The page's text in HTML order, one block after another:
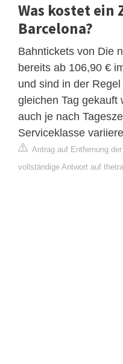
Was kostet ein
Barcelona?
Bahntickets von Die
bereits ab 106,90 €
und sind in der
gleichen Tag gekauft
auch je nach
Serviceklasse
Antrag auf Entfernung
vollständige Antwort auf